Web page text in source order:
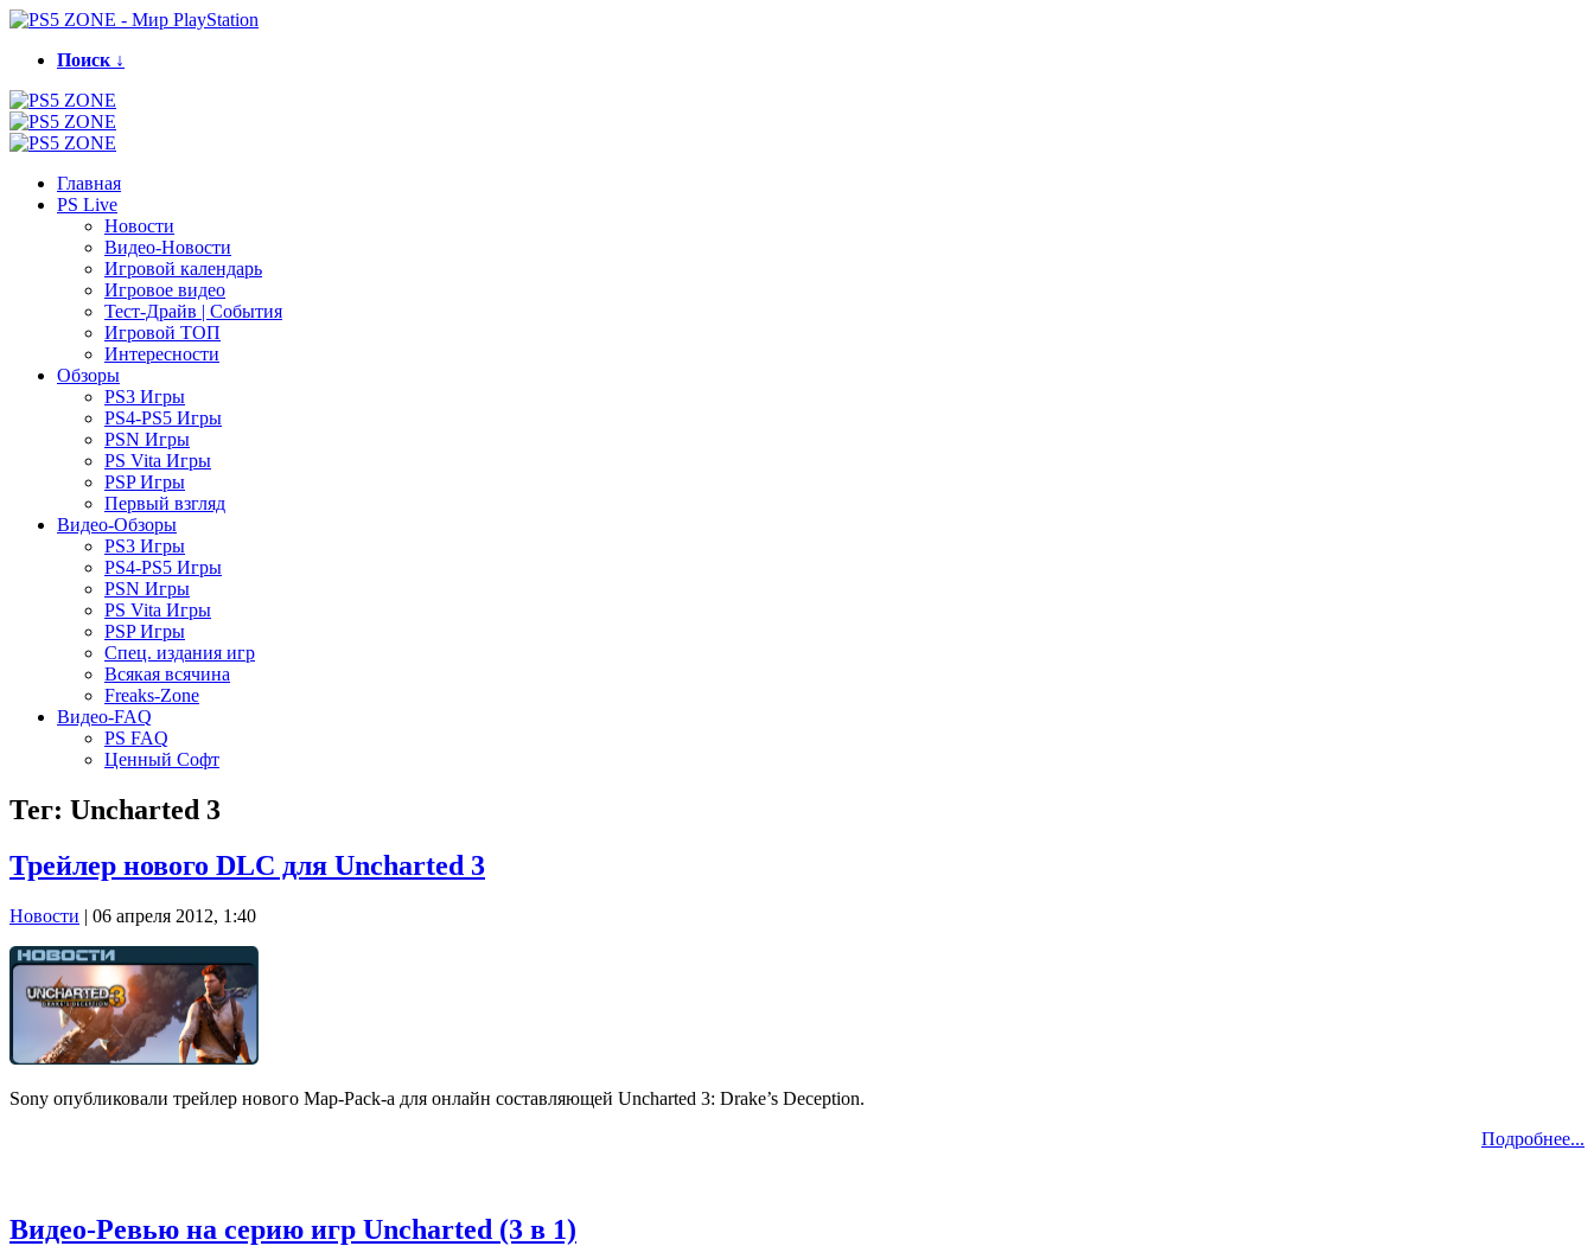
Поиск ↓
Главная
PS Live
Новости
Видео-Новости
Игровой календарь
Игровое видео
Тест-Драйв | События
Игровой ТОП
Интересности
Обзоры
PS3 Игры
PS4-PS5 Игры
PSN Игры
PS Vita Игры
PSP Игры
Первый взгляд
Видео-Обзоры
PS3 Игры
PS4-PS5 Игры
PSN Игры
PS Vita Игры
PSP Игры
Спец. издания игр
Всякая всячина
Freaks-Zone
Видео-FAQ
PS FAQ
Ценный Софт
Тег: Uncharted 3
Трейлер нового DLC для Uncharted 3
Новости | 06 апреля 2012, 1:40
Sony опубликовали трейлер нового Map-Pack-а для онлайн составляющей Uncharted 3: Drake’s Deception.
Подробнее...
Видео-Ревью на серию игр Uncharted (3 в 1)